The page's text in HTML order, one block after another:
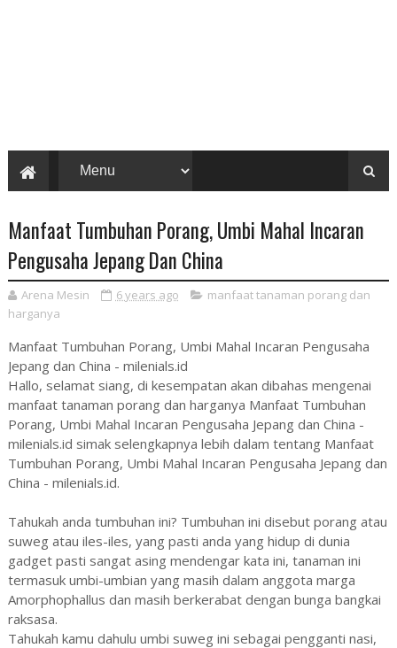
Manfaat Tumbuhan Porang, Umbi Mahal Incaran
Pengusaha Jepang Dan China
Arena Mesin 6 years ago
manfaat tanaman porang dan
harganya
Manfaat Tumbuhan Porang, Umbi Mahal Incaran Pengusaha
Jepang dan China - milenials.id
Hallo, selamat siang, di kesempatan akan dibahas mengenai
manfaat tanaman porang dan harganya Manfaat Tumbuhan
Porang, Umbi Mahal Incaran Pengusaha Jepang dan China -
milenials.id simak selengkapnya lebih dalam tentang Manfaat
Tumbuhan Porang, Umbi Mahal Incaran Pengusaha Jepang dan
China - milenials.id.
Tahukah anda tumbuhan ini? Tumbuhan ini disebut porang atau
suweg atau iles-iles, yang pasti anda yang hidup di dunia
gadget pasti sangat asing mendengar kata ini, tanaman ini
termasuk umbi-umbian yang masih dalam anggota marga
Amorphophallus dan masih berkerabat dengan bunga bangkai
raksasa.
Tahukah kamu dahulu umbi suweg ini sebagai pengganti nasi,